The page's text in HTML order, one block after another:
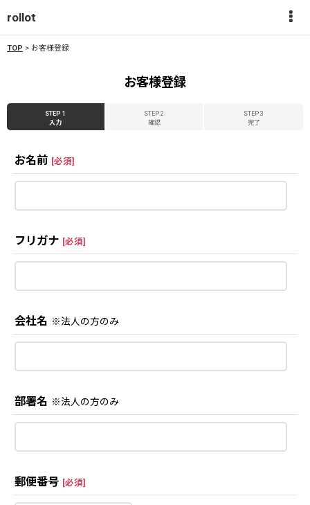
rollot
TOP > お客様登録
お客様登録
STEP 1
入力
STEP 2
確認
STEP 3
完了
お名前 [必須]
フリガナ [必須]
会社名 ※法人の方のみ
部署名 ※法人の方のみ
郵便番号 [必須]